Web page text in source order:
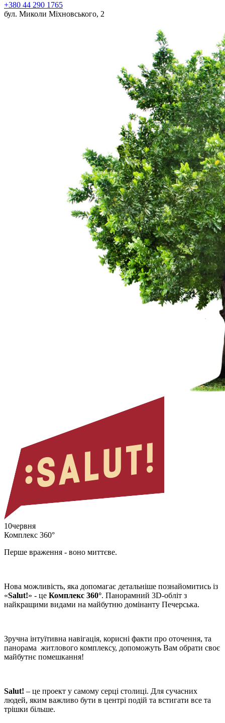
+380 44 290 1765
бул. Миколи Міхновського, 2
10червня
Комплекс 360°
Перше враження - воно миттєве.
Нова можливість, яка допомагає детальніше познайомитись із
«Salut!» - це Комплекс 360°. Панорамний 3D-обліт з
найкращими видами на майбутню домінанту Печерська.
Зручна інтуїтивна навігація, корисні факти про оточення, та
панорама житлового комплексу, допоможуть Вам обрати своє
майбутнє помешкання!
Salut! – це проект у самому серці столиці. Для сучасних
людей, яким важливо бути в центрі подій та встигати все та
трішки більше.